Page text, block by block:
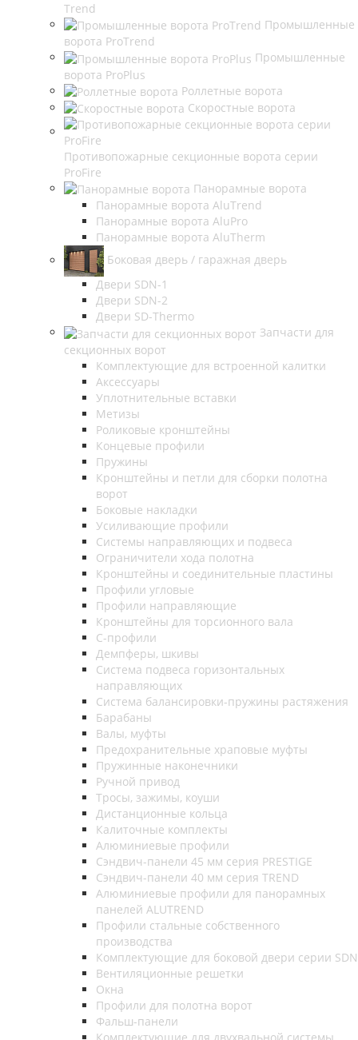
Trend
Промышленные
ворота ProTrend
Промышленные
ворота ProPlus
Роллетные ворота
Скоростные ворота
Противопожарные секционные ворота серии
ProFire
Панорамные ворота
Панорамные ворота AluTrend
Панорамные ворота AluPro
Панорамные ворота AluTherm
Боковая дверь / гаражная дверь
Двери SDN-1
Двери SDN-2
Двери SD-Thermo
Запчасти для
секционных ворот
Комплектующие для встроенной калитки
Аксессуары
Уплотнительные вставки
Метизы
Роликовые кронштейны
Концевые профили
Пружины
Кронштейны и петли для сборки полотна
ворот
Боковые накладки
Усиливающие профили
Системы направляющих и подвеса
Ограничители хода полотна
Кронштейны и соединительные пластины
Профили угловые
Профили направляющие
Кронштейны для торсионного вала
С-профили
Демпферы, шкивы
Система подвеса горизонтальных
направляющих
Система балансировки-пружины растяжения
Барабаны
Валы, муфты
Предохранительные храповые муфты
Пружинные наконечники
Ручной привод
Тросы, зажимы, коуши
Дистанционные кольца
Калиточные комплекты
Алюминиевые профили
Сэндвич-панели 45 мм серия PRESTIGE
Сэндвич-панели 40 мм серия TREND
Алюминиевые профили для панорамных
панелей ALUTREND
Профили стальные собственного
производства
Комплектующие для боковой двери серии SDN
Вентиляционные решетки
Окна
Профили для полотна ворот
Фальш-панели
Комплектующие для двухвальной системы